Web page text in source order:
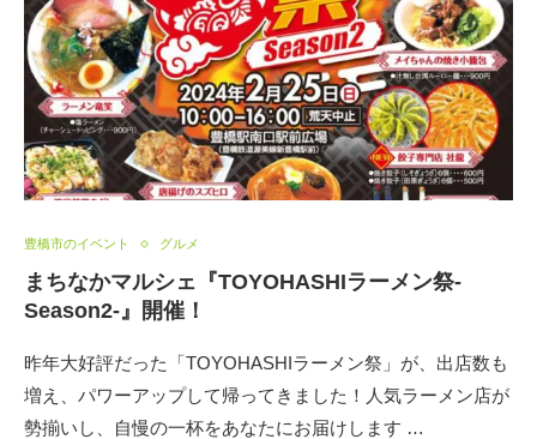
豊橋市のイベント グルメ
まちなかマルシェ『TOYOHASHIラーメン祭-
Season2-』開催！
昨年大好評だった「TOYOHASHIラーメン祭」が、出店数も
増え、パワーアップして帰ってきました！人気ラーメン店が
勢揃いし、自慢の一杯をあなたにお届けします …